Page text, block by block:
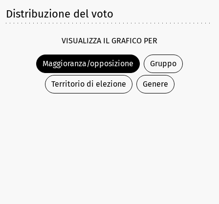
Distribuzione del voto
VISUALIZZA IL GRAFICO PER
Maggioranza/opposizione Gruppo
Territorio di elezione Genere